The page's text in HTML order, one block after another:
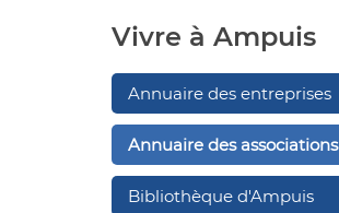
Vivre à Ampuis
Annuaire des entreprises
Annuaire des associations
Bibliothèque d'Ampuis